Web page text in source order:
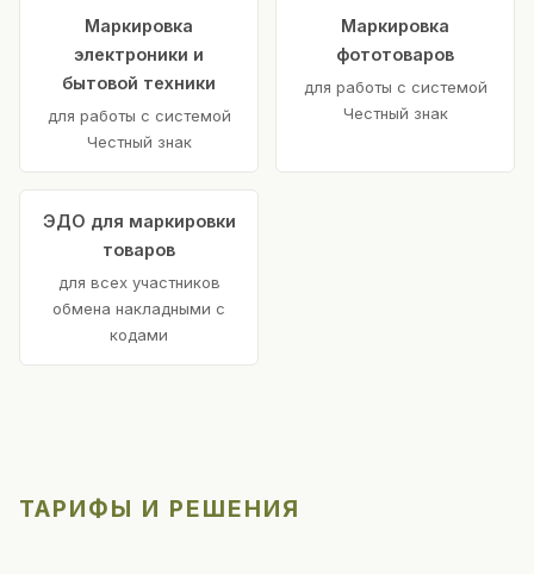
Маркировка
электроники и
бытовой техники
для работы с системой
Честный знак
Маркировка
фототоваров
для работы с системой
Честный знак
ЭДО для маркировки
товаров
для всех участников
обмена накладными с
кодами
ТАРИФЫ И РЕШЕНИЯ